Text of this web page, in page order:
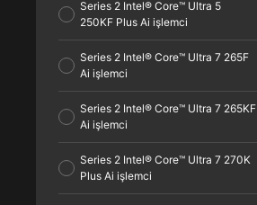
Series 2 Intel® Core™ Ultra 5
250KF Plus Ai işlemci
Series 2 Intel® Core™ Ultra 7 265F
Ai işlemci
Series 2 Intel® Core™ Ultra 7 265KF
Ai işlemci
Series 2 Intel® Core™ Ultra 7 270K
Plus Ai işlemci